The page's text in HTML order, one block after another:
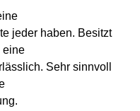
jeder haben. Besitzt
eine
Sehr sinnvoll